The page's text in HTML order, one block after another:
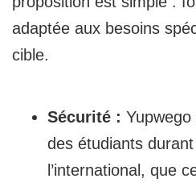
adaptée aux besoins
cible.
Sécurité :
des étudiants
l’international, que